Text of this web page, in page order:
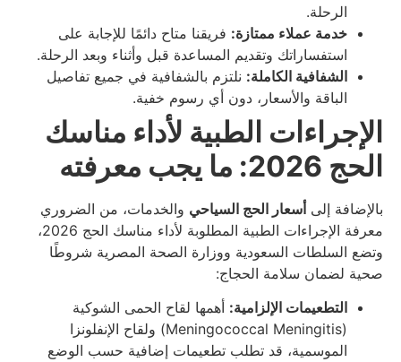
الرحلة.
خدمة عملاء ممتازة: فريقنا متاح دائمًا للإجابة على
استفساراتك وتقديم المساعدة قبل وأثناء وبعد الرحلة.
الشفافية الكاملة: نلتزم بالشفافية في جميع تفاصيل
الباقة والأسعار، دون أي رسوم خفية.
الإجراءات الطبية لأداء مناسك
الحج 2026: ما يجب معرفته
بالإضافة إلىأسعار الحج السياحي والخدمات، من الضروري
معرفة الإجراءات الطبية المطلوبة لأداء مناسك الحج 2026،
وتضع السلطات السعودية ووزارة الصحة المصرية شروطًا
صحية لضمان سلامة الحجاج:
التطعيمات الإلزامية: أهمها لقاح الحمى الشوكية
(Meningococcal Meningitis) ولقاح الإنفلونزا
الموسمية، قد تطلب تطعيمات إضافية حسب الوضع